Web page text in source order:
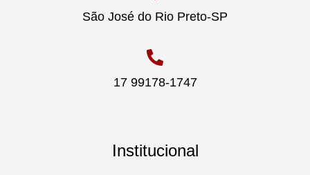
São José do Rio Preto-SP
17 99178-1747
Institucional